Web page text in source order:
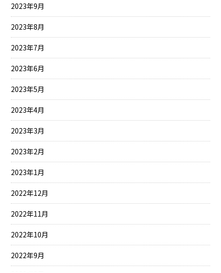
2023年9月
2023年8月
2023年7月
2023年6月
2023年5月
2023年4月
2023年3月
2023年2月
2023年1月
2022年12月
2022年11月
2022年10月
2022年9月